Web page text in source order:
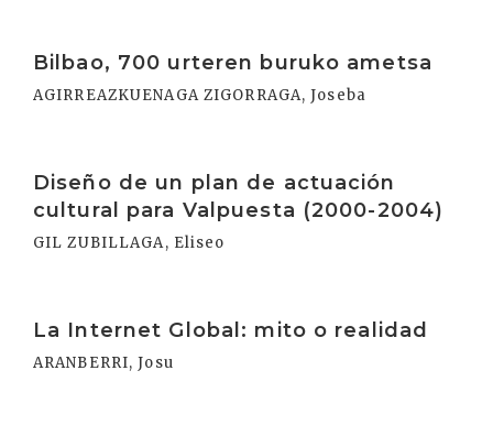
Bilbao, 700 urteren buruko ametsa
AGIRREAZKUENAGA ZIGORRAGA, Joseba
Diseño de un plan de actuación
cultural para Valpuesta (2000-2004)
GIL ZUBILLAGA, Eliseo
La Internet Global: mito o realidad
ARANBERRI, Josu